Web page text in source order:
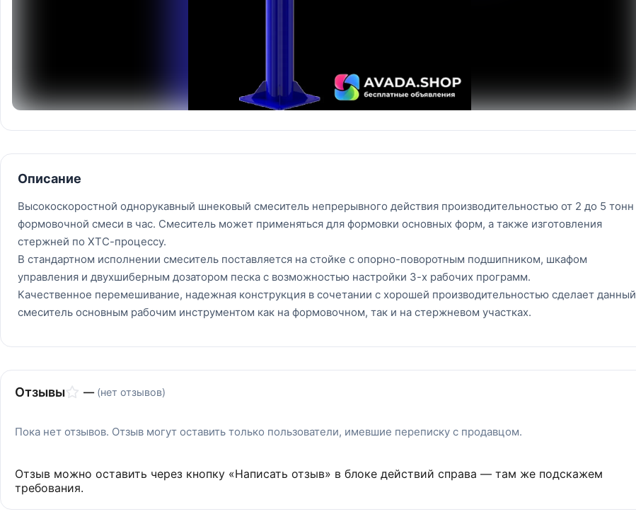
Описание
Высокоскоростной однорукавный шнековый смеситель непрерывного действия производительностью от 2 до 5 тонн
формовочной смеси в час. Смеситель может применяться для формовки основных форм, а также изготовления
стержней по ХТС-процессу.
В стандартном исполнении смеситель поставляется на стойке с опорно-поворотным подшипником, шкафом
управления и двухшиберным дозатором песка с возможностью настройки 3-х рабочих программ.
Качественное перемешивание, надежная конструкция в сочетании с хорошей производительностью сделает данный
смеситель основным рабочим инструментом как на формовочном, так и на стержневом участках.
Отзывы — (нет отзывов)
Пока нет отзывов. Отзыв могут оставить только пользователи, имевшие переписку с продавцом.
Отзыв можно оставить через кнопку «Написать отзыв» в блоке действий справа — там же подскажем
требования.